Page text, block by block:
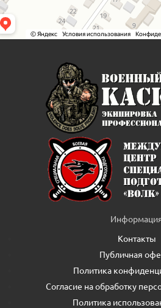
Контакты
Публичная
Политика
Согласие на обработку
Политика